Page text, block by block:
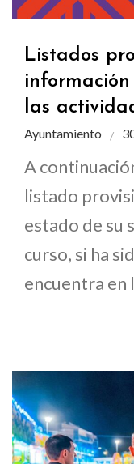
Listados
las
Ayuntamiento
A
listado
estado de su
curso, si ha
encuentra en